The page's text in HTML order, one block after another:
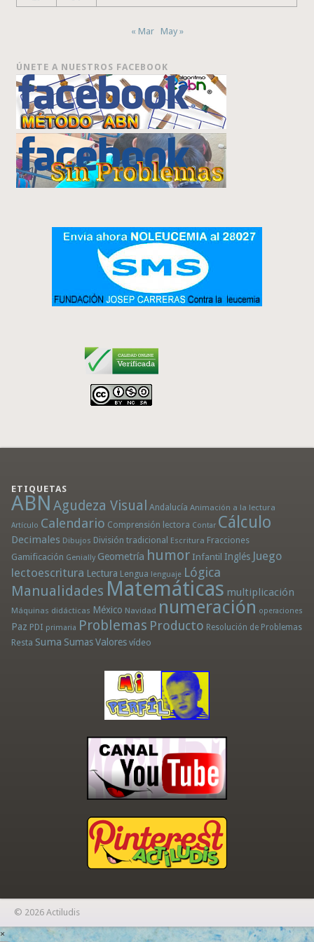
« Mar May »
ÚNETE A NUESTROS FACEBOOK
ETIQUETAS
ABN Agudeza Visual Andalucía Animación a la lectura
Artículo Calendario Comprensión lectora Contar Cálculo
Decimales Dibujos División tradicional Escritura Fracciones
Gamificación Genially Geometría humor Infantil Inglés Juego
lectoescritura Lectura Lengua lenguaje Lógica
Manualidades Matemáticas multiplicación
Máquinas didácticas México Navidad numeración operaciones
Paz PDI primaria Problemas Producto Resolución de Problemas
Resta Suma Sumas Valores vídeo
© 2026 Actiludis
×